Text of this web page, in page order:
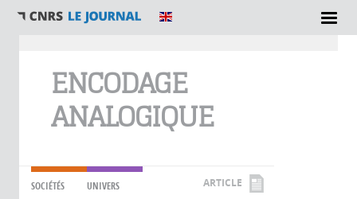
ENCODAGE
ANALOGIQUE
SOCIÉTÉS UNIVERS ARTICLE